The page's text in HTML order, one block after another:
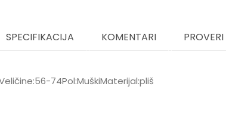
SPECIFIKACIJA KOMENTARI
74Pol:MuškiMaterijal:pliš